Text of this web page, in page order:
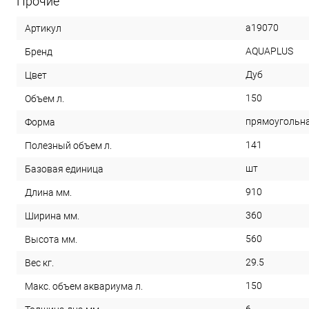
Артикул a19070
Бренд AQUAPLUS
Цвет Дуб
Объем л. 150
Форма
Полезный объем л. 141
Базовая единица шт
Длина мм. 910
Ширина мм. 360
Высота мм. 560
Вес кг. 29.5
Макс. объем аквариума л. 150